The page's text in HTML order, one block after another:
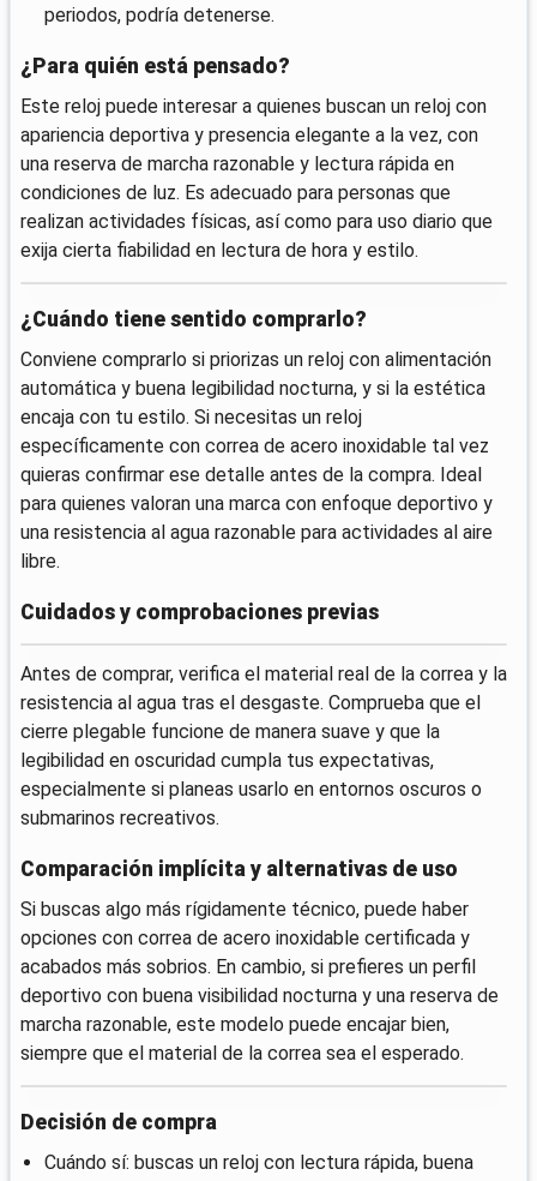
periodos, podría detenerse.
¿Para quién está pensado?
Este reloj puede interesar a quienes buscan un reloj con
apariencia deportiva y presencia elegante a la vez, con
una reserva de marcha razonable y lectura rápida en
condiciones de luz. Es adecuado para personas que
realizan actividades físicas, así como para uso diario que
exija cierta fiabilidad en lectura de hora y estilo.
¿Cuándo tiene sentido comprarlo?
Conviene comprarlo si priorizas un reloj con alimentación
automática y buena legibilidad nocturna, y si la estética
encaja con tu estilo. Si necesitas un reloj
específicamente con correa de acero inoxidable tal vez
quieras confirmar ese detalle antes de la compra. Ideal
para quienes valoran una marca con enfoque deportivo y
una resistencia al agua razonable para actividades al aire
libre.
Cuidados y comprobaciones previas
Antes de comprar, verifica el material real de la correa y la
resistencia al agua tras el desgaste. Comprueba que el
cierre plegable funcione de manera suave y que la
legibilidad en oscuridad cumpla tus expectativas,
especialmente si planeas usarlo en entornos oscuros o
submarinos recreativos.
Comparación implícita y alternativas de uso
Si buscas algo más rígidamente técnico, puede haber
opciones con correa de acero inoxidable certificada y
acabados más sobrios. En cambio, si prefieres un perfil
deportivo con buena visibilidad nocturna y una reserva de
marcha razonable, este modelo puede encajar bien,
siempre que el material de la correa sea el esperado.
Decisión de compra
Cuándo sí: buscas un reloj con lectura rápida, buena